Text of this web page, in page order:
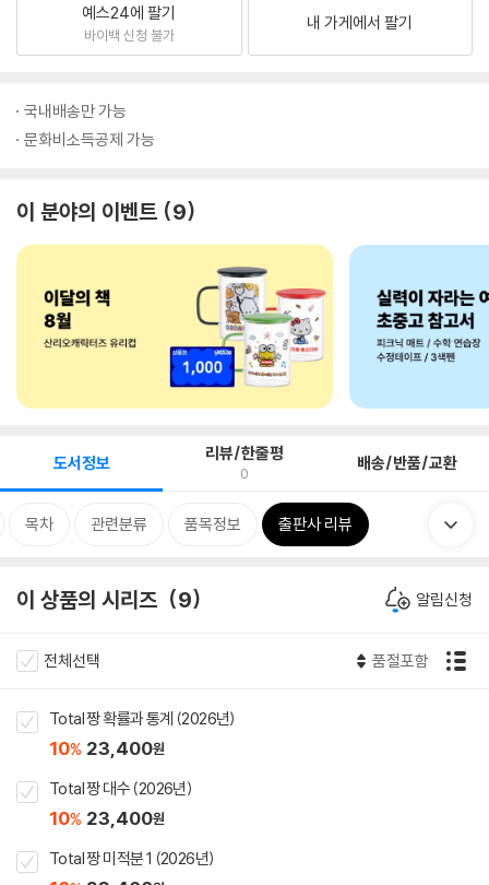
예스24에 팔기
바이백 신청 불가
내 가게에서 팔기
국내배송만 가능
문화비소득공제 가능
이 분야의 이벤트 9
도서정보 리뷰/한줄평
0 배송/반품/교환
목차 관련분류 품목정보 출판사 리뷰
이 상품의 시리즈 9 알림신청
전체선택 품절포함
Total 짱 확률과 통계 (2026년)
10% 23,400원
Total 짱 대수 (2026년)
10% 23,400원
Total 짱 미적분 1 (2026년)